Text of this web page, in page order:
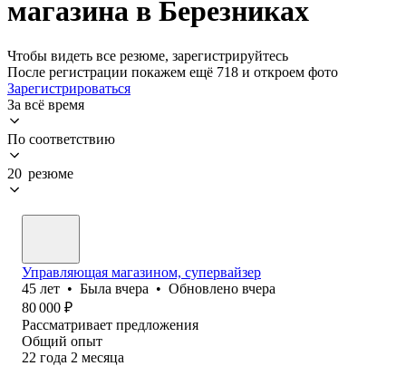
магазина в Березниках
Чтобы видеть все резюме, зарегистрируйтесь
После регистрации покажем ещё 718 и откроем фото
Зарегистрироваться
За всё время
По соответствию
20 резюме
Управляющая магазином, супервайзер
45 лет • Была вчера • Обновлено вчера
80 000 ₽
Рассматривает предложения
Общий опыт
22 года 2 месяца